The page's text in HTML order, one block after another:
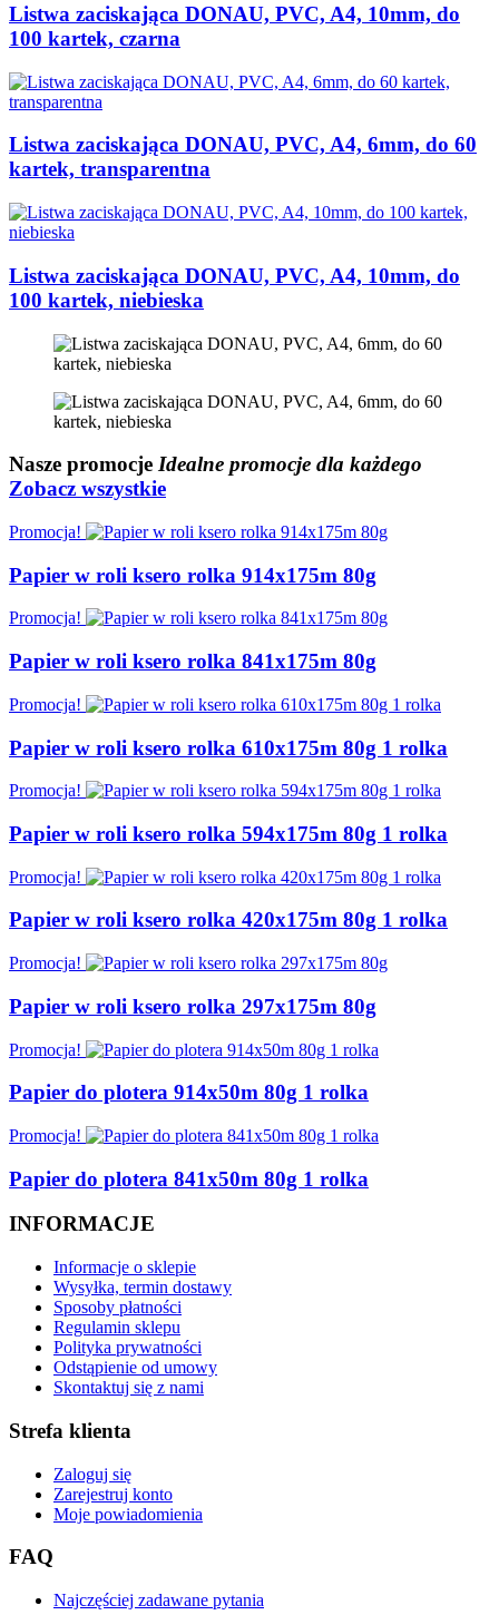
Listwa zaciskająca DONAU, PVC, A4, 10mm, do
100 kartek, czarna
Listwa zaciskająca DONAU, PVC, A4, 6mm, do 60
kartek, transparentna
Listwa zaciskająca DONAU, PVC, A4, 10mm, do
100 kartek, niebieska
Nasze promocje Idealne promocje dla każdego
Zobacz wszystkie
Promocja!
Papier w roli ksero rolka 914x175m 80g
Promocja!
Papier w roli ksero rolka 841x175m 80g
Promocja!
Papier w roli ksero rolka 610x175m 80g 1 rolka
Promocja!
Papier w roli ksero rolka 594x175m 80g 1 rolka
Promocja!
Papier w roli ksero rolka 420x175m 80g 1 rolka
Promocja!
Papier w roli ksero rolka 297x175m 80g
Promocja!
Papier do plotera 914x50m 80g 1 rolka
Promocja!
Papier do plotera 841x50m 80g 1 rolka
INFORMACJE
Informacje o sklepie
Wysyłka, termin dostawy
Sposoby płatności
Regulamin sklepu
Polityka prywatności
Odstąpienie od umowy
Skontaktuj się z nami
Strefa klienta
Zaloguj się
Zarejestruj konto
Moje powiadomienia
FAQ
Najczęściej zadawane pytania